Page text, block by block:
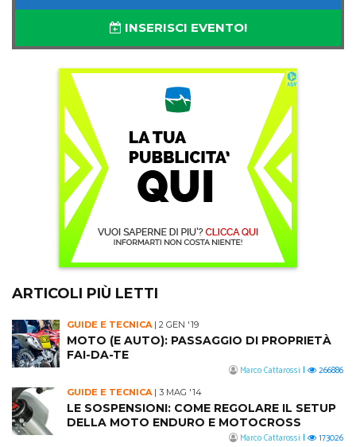
INSERISCI EVENTO!
ARTICOLI PIÙ LETTI
GUIDE E TECNICA| 2 GEN '19
MOTO (E AUTO): PASSAGGIO DI PROPRIETÀ
FAI-DA-TE
Marco Cattarossi | 266886
GUIDE E TECNICA| 3 MAG '14
LE SOSPENSIONI: COME REGOLARE IL SETUP
DELLA MOTO ENDURO E MOTOCROSS
Marco Cattarossi | 173026